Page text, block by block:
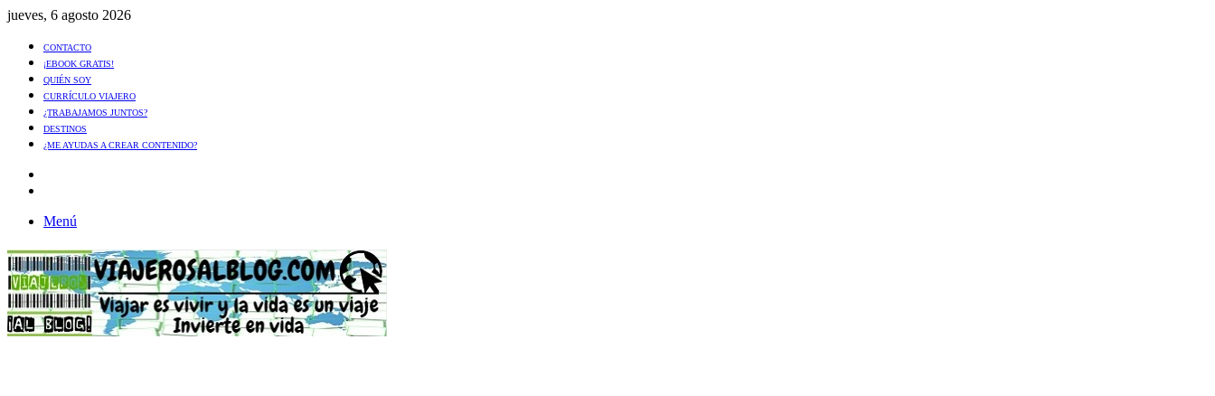
jueves, 6 agosto 2026
CONTACTO
¡EBOOK GRATIS!
QUIÉN SOY
CURRÍCULO VIAJERO
¿TRABAJAMOS JUNTOS?
DESTINOS
¿ME AYUDAS A CREAR CONTENIDO?
Menú